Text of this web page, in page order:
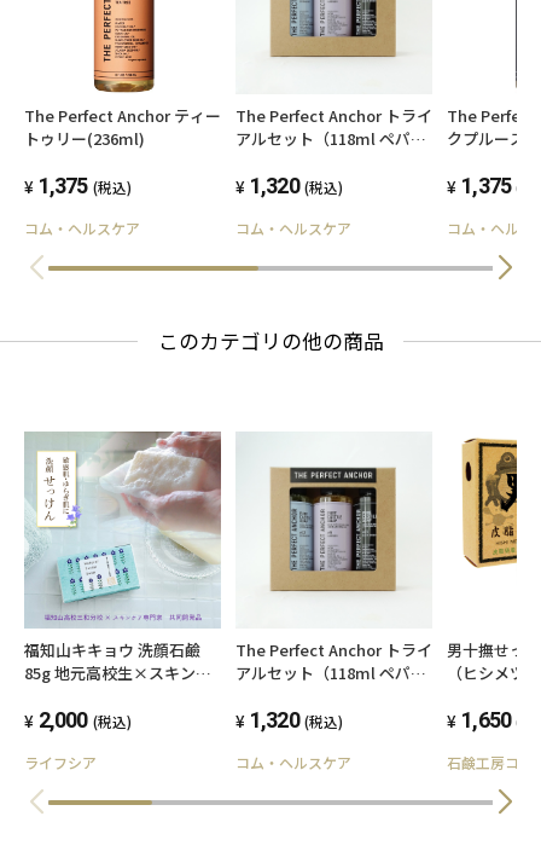
The Perfect Anchor ティー
トゥリー(236ml)
1,375 (税込)
コム・ヘルスケア
The Perfect Anchor トライ
アルセット（118ml ペパー
ックスプルース各一本）
1,320 (税込)
コム・ヘルスケア
The Perfect
クプルース
1,375 (税
コム・ヘルス
このカテゴリの他の商品
福知山キキョウ 洗顔石鹼
85g 地元高校生×スキンケ
2,000 (税込)
ライフシア
The Perfect Anchor トライ
アルセット（118ml ペパー
ックスプルース各一本）
1,320 (税込)
コム・ヘルスケア
男十撫せっ
（ヒシメツ
1,650 (税
石鹸工房コク